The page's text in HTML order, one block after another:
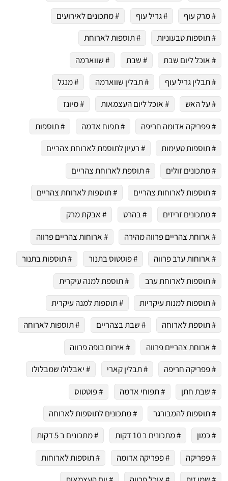
# מרק עוף
# גריל עוף
# מתכונים לאירועים
# תוספות טבעוניות
# תוספות לארוחת
# אוכל ליום שבת
# שבת
# שווארמה
# תבלין גריל עוף
# תבלין שווארמה
# מנגל
# על האש
# אוכל ליום העצמאות
# מיונז
# פפריקה אדומה חריפה
# תפוח אדמה
# תוספות
# תוספות טעימות
# רעיון לתוספת לארוחת צהריים
# מתכונים זולים
# תוספת לארוחת צהריים
# תוספות לארוחות צהריים
# תוספות לארוחת צהריים
# מתכונים זריזים
# בהרט
# אבקת מרק
# ארוחת צהריים פרווה מהירה
# ארוחות צהריים פרווה
# ארוחות ערב פרווה
# פוטטוס בתנור
# תוספות בתנור
# תוספות לארוחת ערב
# תוספת למנה עיקרית
# תוספות למנות עיקריות
# תוספות למנה עיקרית
# תוספת לארוחה
# שבת בצהריים
# תוספות לארוחה
# ארוחת צהריים פרווה
# אירוח בופה פרווה
# פפריקה חריפה
# תבלין קארי
# יאבלולו שמבלולו
# שבת חתן
# תפוחי אדמה
# פוטטוס
# תוספות להמבורגר
# מתכונים לתוספות לארוחה
# כמון
# מתכונים ב 10 דקות
# מתכונים ב 5 דקות
# פפריקה
# פפריקה אדומה
# תוספות לארוחות